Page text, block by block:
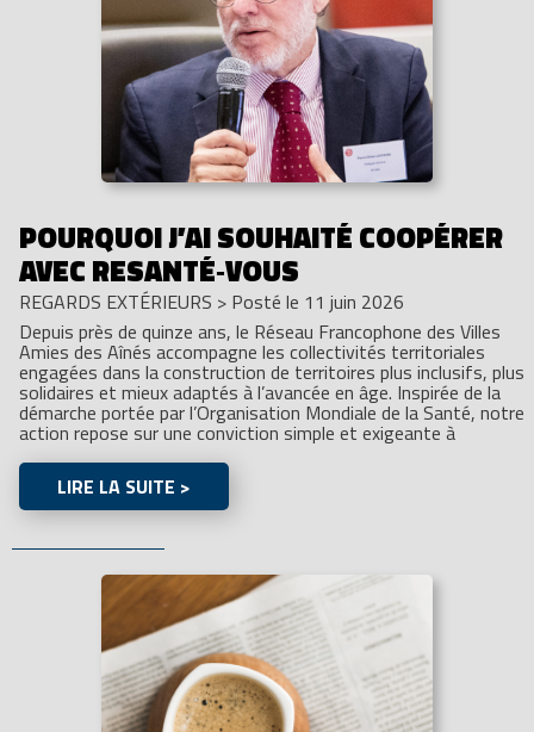
POURQUOI J’AI SOUHAITÉ COOPÉRER
AVEC RESANTÉ‑VOUS
REGARDS EXTÉRIEURS > Posté le 11 juin 2026
Depuis près de quinze ans, le Réseau Francophone des Villes
Amies des Aînés accompagne les collectivités territoriales
engagées dans la construction de territoires plus inclusifs, plus
solidaires et mieux adaptés à l’avancée en âge. Inspirée de la
démarche portée par l’Organisation Mondiale de la Santé, notre
action repose sur une conviction simple et exigeante à
LIRE LA SUITE >